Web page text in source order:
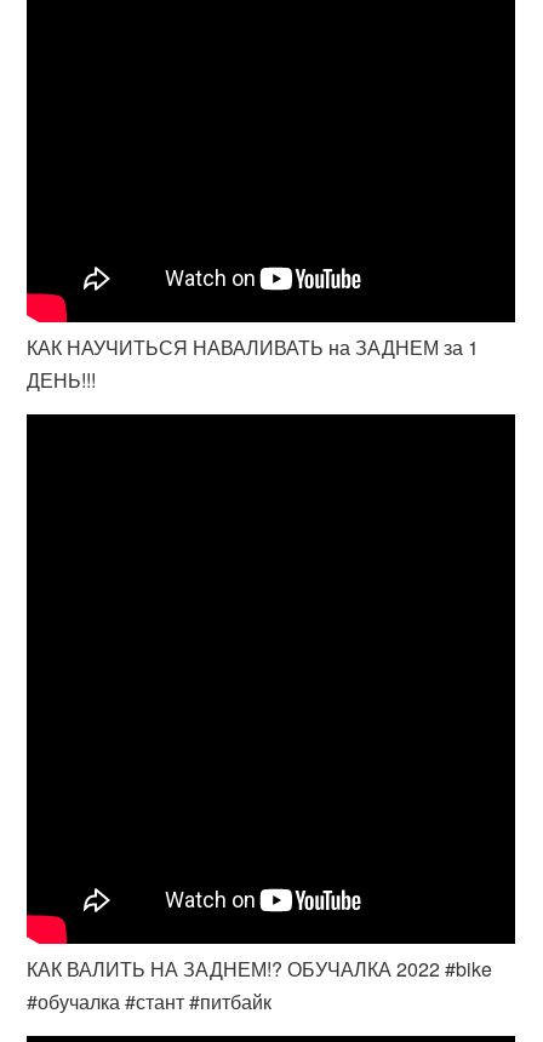
КАК НАУЧИТЬСЯ НАВАЛИВАТЬ на ЗАДНЕМ за 1
ДЕНЬ!!!
КАК ВАЛИТЬ НА ЗАДНЕМ!? ОБУЧАЛКА 2022 #bike
#обучалка #стант #питбайк